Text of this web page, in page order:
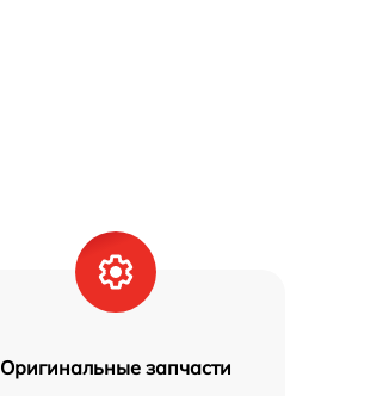
Оригинальные запчасти